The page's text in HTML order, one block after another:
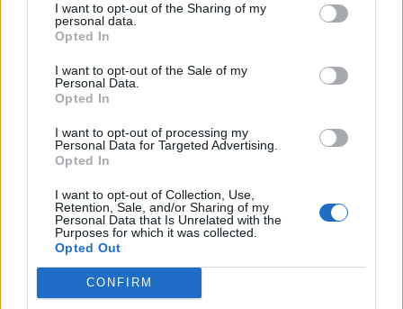
I want to opt-out of the Sharing of my
personal data.
Opted In
I want to opt-out of the Sale of my
Personal Data.
Opted In
I want to opt-out of processing my
Personal Data for Targeted Advertising.
Opted In
I want to opt-out of Collection, Use,
Retention, Sale, and/or Sharing of my
Personal Data that Is Unrelated with the
Purposes for which it was collected.
Opted Out
CONFIRM
standa48
před 5 dny